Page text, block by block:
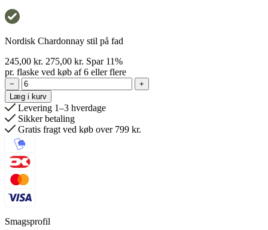
Nordisk Chardonnay stil på fad
245,00 kr. 275,00 kr. Spar 11%
pr. flaske ved køb af 6 eller flere
−
+
Læg i kurv
Levering 1–3 hverdage
Sikker betaling
Gratis fragt ved køb over 799 kr.
Smagsprofil